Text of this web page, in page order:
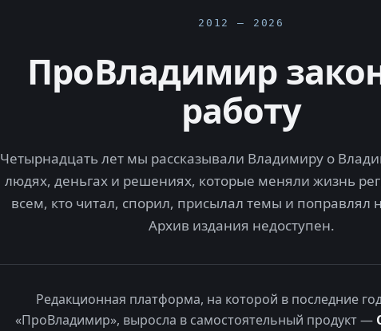
2012 — 2026
ПроВладимир
работу
Четырнадцать лет мы рассказывали Владимиру о
людях, деньгах и решениях, которые меняли жизнь
всем, кто читал, спорил, присылал темы и
Архив издания недоступен.
Редакционная платформа, на которой в последние
«ПроВладимир», выросла в самостоятельный продукт —